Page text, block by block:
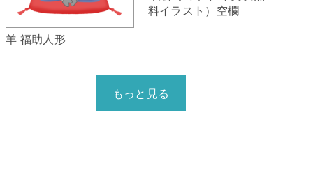
羊 福助人形
料イラスト）空欄
もっと見る